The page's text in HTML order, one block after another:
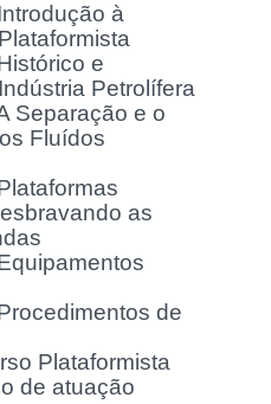
à
e
Petrolífera
Separação e o
Fluídos
as
de
Plataformista
de atuação